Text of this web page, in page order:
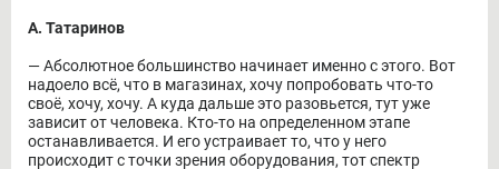
А. Татаринов
― Абсолютное большинство начинает именно с этого. Вот
надоело всё, что в магазинах, хочу попробовать что-то
своё, хочу, хочу. А куда дальше это разовьется, тут уже
зависит от человека. Кто-то на определенном этапе
останавливается. И его устраивает то, что у него
происходит с точки зрения оборудования, тот спектр